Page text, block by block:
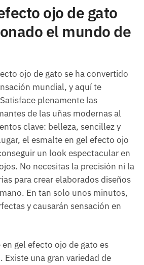
ojo de gato
el mundo de
ojo de gato se ha convertido
mundial, y aquí te
plenamente las
de las uñas modernas al
clave: belleza, sencillez y
el esmalte en gel efecto ojo
un look espectacular en
No necesitas la precisión ni la
para crear elaborados diseños
En tan solo unos minutos,
y causarán sensación en
gel efecto ojo de gato es
Existe una gran variedad de